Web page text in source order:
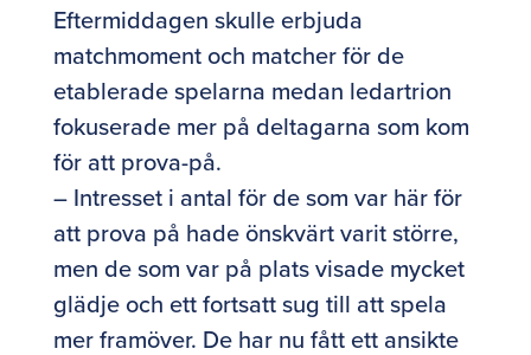
Eftermiddagen skulle erbjuda
matchmoment och matcher för de
etablerade spelarna medan ledartrion
fokuserade mer på deltagarna som kom
för att prova-på.
– Intresset i antal för de som var här för
att prova på hade önskvärt varit större,
men de som var på plats visade mycket
glädje och ett fortsatt sug till att spela
mer framöver. De har nu fått ett ansikte